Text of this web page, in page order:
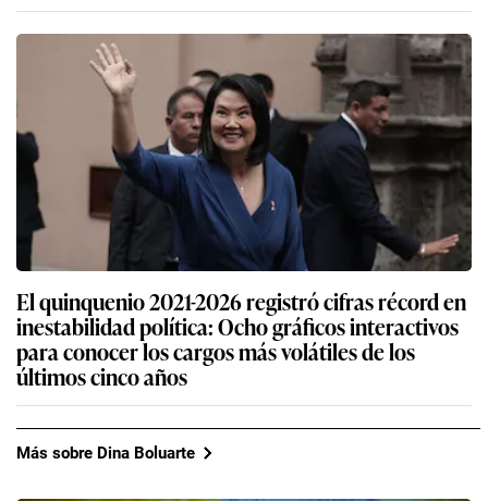
El quinquenio 2021-2026 registró cifras récord en
inestabilidad política: Ocho gráficos interactivos
para conocer los cargos más volátiles de los
últimos cinco años
Más sobre Dina Boluarte